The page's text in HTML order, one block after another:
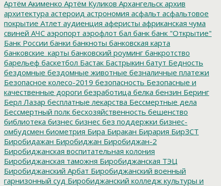
Артём Акименко Артём Куликов Архангельск архив
архитектура астероид астрономия асфальт асфальтовое
покрытие Атлет аудиенция аферисты африканская чума
свиней АЧС аэропорт аэрофлот бал банк банк "Открытие"
Банк России банки банкноты банковская карта
банковские_карты банковский роуминг банкротство
барельеф баскетбол Бастак Бастрыкин батут Бедность
бездомные бездомные животные безналичные платежи
Безопасное колесо-2019 безопасность Безопасные и
качественные дороги безработица белка бензин Беринг
Берл Лазар бесплатные лекарства Бессмертные дела
Бессмертный полк бесхозяйственность бешенство
библиотека бизнес бизнес без поддержки бизнес-
омбудсмен биометрия Бира Биракан Бирария БирЗСТ
Биробидажан Биробиджан Биробиджан-2
Биробиджанская воспитательная колония
Биробиджанская таможня Биробиджанская ТЭЦ
Биробиджанский Арбат Биробиджанский военный
гарнизонный суд Биробиджанский колледж культуры и